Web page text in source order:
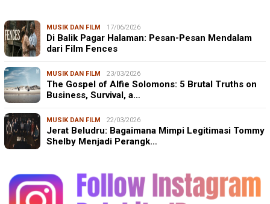
MUSIK DAN FILM 17/06/2026
Di Balik Pagar Halaman: Pesan-Pesan Mendalam
dari Film Fences
MUSIK DAN FILM 23/03/2026
The Gospel of Alfie Solomons: 5 Brutal Truths on
Business, Survival, a…
MUSIK DAN FILM 22/03/2026
Jerat Beludru: Bagaimana Mimpi Legitimasi Tommy
Shelby Menjadi Perangk…